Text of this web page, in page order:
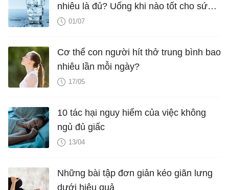
nhiêu là đủ? Uống khi nào tốt cho sức
khỏe?
01/07
Cơ thể con người hít thở trung bình bao
nhiêu lần mỗi ngày?
17/05
10 tác hại nguy hiểm của việc không
ngủ đủ giấc
13/04
Những bài tập đơn giản kéo giãn lưng
dưới hiệu quả